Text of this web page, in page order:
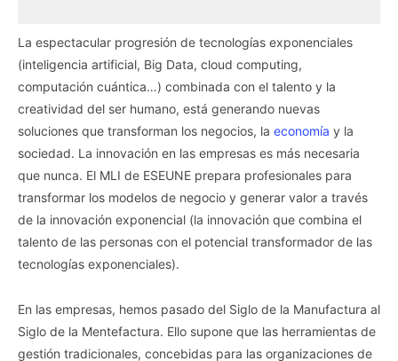
La espectacular progresión de tecnologías exponenciales
(inteligencia artificial, Big Data, cloud computing,
computación cuántica…) combinada con el talento y la
creatividad del ser humano, está generando nuevas
soluciones que transforman los negocios, la economía y la
sociedad. La innovación en las empresas es más necesaria
que nunca. El MLI de ESEUNE prepara profesionales para
transformar los modelos de negocio y generar valor a través
de la innovación exponencial (la innovación que combina el
talento de las personas con el potencial transformador de las
tecnologías exponenciales).
En las empresas, hemos pasado del Siglo de la Manufactura al
Siglo de la Mentefactura. Ello supone que las herramientas de
gestión tradicionales, concebidas para las organizaciones de